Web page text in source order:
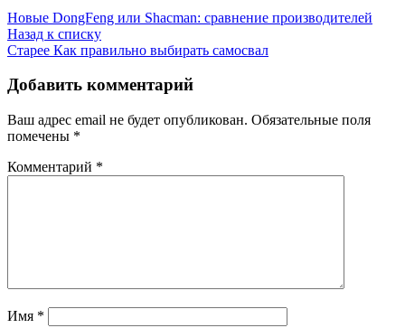
Новые DongFeng или Shacman: сравнение производителей
Назад к списку
Старее Как правильно выбирать самосвал
Добавить комментарий
Ваш адрес email не будет опубликован. Обязательные поля
помечены *
Комментарий *
Имя *